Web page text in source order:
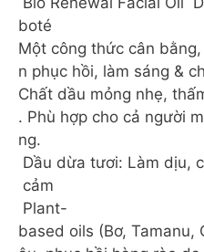
boté
Một công thức cân
n phục hồi, làm sáng &
Chất dầu mỏng nhẹ,
. Phù hợp cho cả người
ng.
Dầu dừa tươi: Làm dịu,
cảm
Plant-
based oils (Bơ, Tamanu,